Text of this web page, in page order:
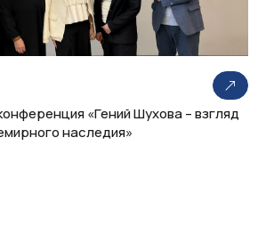
«Гений Шухова – взгляд
наследия»